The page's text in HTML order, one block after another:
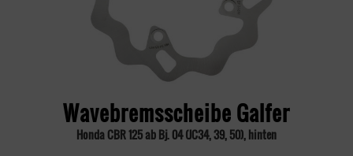
Wavebremsscheibe Galfer
Honda CBR 125 ab Bj. 04 (JC34, 39, 50), hinten